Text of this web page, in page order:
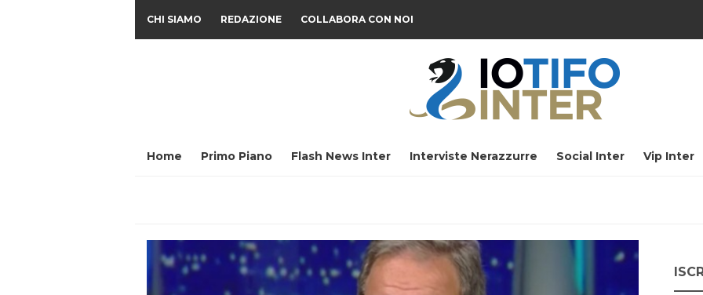
CHI SIAMO REDAZIONE COLLABORA CON NOI
Home Primo Piano Flash News Inter Interviste Nerazzurre Social Inter Vip Inter